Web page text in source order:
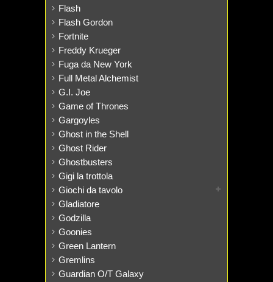
Flash
Flash Gordon
Fortnite
Freddy Krueger
Fuga da New York
Full Metal Alchemist
G.I. Joe
Game of Thrones
Gargoyles
Ghost in the Shell
Ghost Rider
Ghostbusters
Gigi la trottola
Giochi da tavolo
Gladiatore
Godzilla
Goonies
Green Lantern
Gremlins
Guardian O/T Galaxy